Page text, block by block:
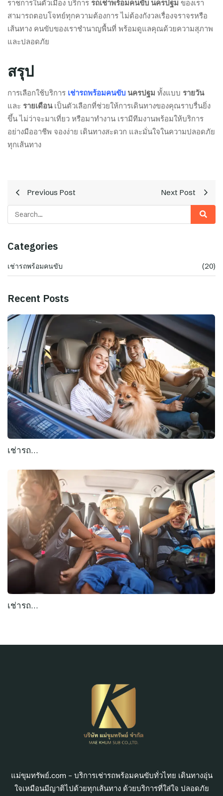
Categories
เช่ารถพร้อมคนขับ (20)
Recent Posts
เช่ารถ…
เช่ารถ…
ราชการในตัวเมือง บริการ รถเช่าพร้อมคนขับ นครปฐม ของเรา
สามารถตอบโจทย์ทุกความต้องการ ไม่ต้องกังวลเรื่องจราจรหรือ
เส้นทาง คนขับของเราชำนาญพื้นที่ พร้อมดูแลคุณด้วยความสุภาพ
และปลอดภัย
สรุป
การเลือกใช้บริการ เช่ารถพร้อมคนขับ นครปฐม ทั้งแบบ รายวัน
และ รายเดือนเป็นตัวเลือกที่ช่วยให้การเดินทางของคุณราบรื่นยิ่ง
ขึ้น ไม่ว่าจะมาเที่ยว หรือมาทำงาน เรามีทีมงานพร้อมให้บริการ
อย่างมืออาชีพ จองง่าย เดินทางสะดวก และมั่นใจในความปลอดภัย
ทุกเส้นทาง
Previous Post Next Post
แม่ขุมทรัพย์.com – บริการเช่ารถพร้อมคนขับทั่วไทย เดินทางอุ่น
ใจเหมือนมีญาติไปด้วยทุกเส้นทาง ด้วยบริการที่ใส่ใจ ปลอดภัย